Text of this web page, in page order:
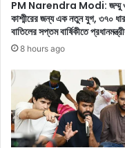
ত
৫
টি
ব
ড়
ফ
ফ
ল
এ
বে
বি
ম্প
দে
খা
ন
দী
পি
PM Narendra Modi: জম্মু
কাশ্মীরের জন্য এক নতুন যুগ, ৩৭০
বাতিলের সপ্তম বার্ষিকীতে
8 hours ago